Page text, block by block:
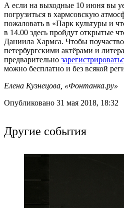
А если на выходные 10 июня вы
погрузиться в хармсовскую
пожаловать в «Парк культуры и
в 14.00 здесь пройдут открытые
Даниила Хармса. Чтобы
петербургскими актёрами и
предварительно
можно бесплатно и без всякой
Елена Кузнецова, «Фонтанка.ру»
Опубликовано 31 мая 2018, 18:32
Другие события